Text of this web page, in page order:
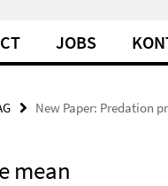
JOBS
New Paper: Predation
mean